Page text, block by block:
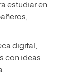
estudiar en
digital,
con ideas